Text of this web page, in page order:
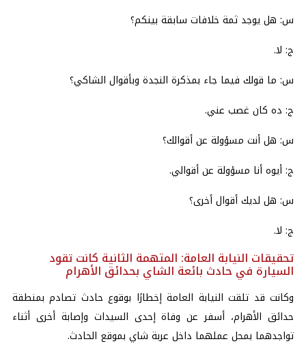
س: هل يوجد ثمة خلافات سابقة بينكم؟
ج: لا.
س: ما قولك فيما جاء بمذكرة النجدة وبأقوال الشاكي؟
ج: ده كان غصب عني.
س: هل أنت مسؤولة عن أقوالك؟
ج: أيوه أنا مسؤولة عن أقوالي.
س: هل لديك أقوال أخرى؟
ج: لا.
تحقيقات النيابة العامة: المتهمة الثانية كانت تقود
السيارة في حادث بائعة الشاي بحدائق الأهرام
وكانت قد تلقت النيابة العامة إخطارًا بوقوع حادث تصادم بمنطقة
حدائق الأهرام، أسفر عن وفاة إحدى السيدات وإصابة أخرى أثناء
تواجدهما بمحل عملهما داخل عربة شاي بموقع الحادث.